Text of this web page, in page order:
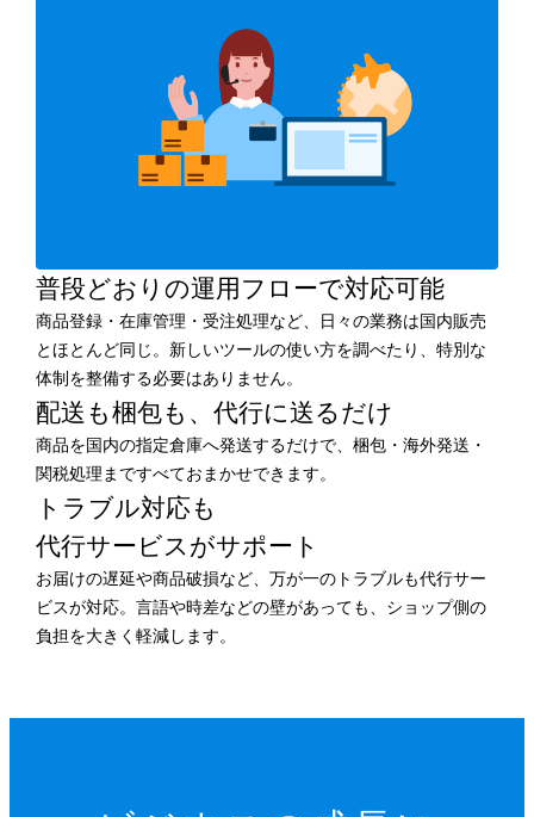
普段どおりの運用フローで対応可能
商品登録・在庫管理・受注処理など、日々の業務は国内販売
とほとんど同じ。新しいツールの使い方を調べたり、特別な
体制を整備する必要はありません。
配送も梱包も、代行に送るだけ
商品を国内の指定倉庫へ発送するだけで、梱包・海外発送・
関税処理まですべておまかせできます。
トラブル対応も
代行サービスがサポート
お届けの遅延や商品破損など、万が一のトラブルも代行サー
ビスが対応。言語や時差などの壁があっても、ショップ側の
負担を大きく軽減します。